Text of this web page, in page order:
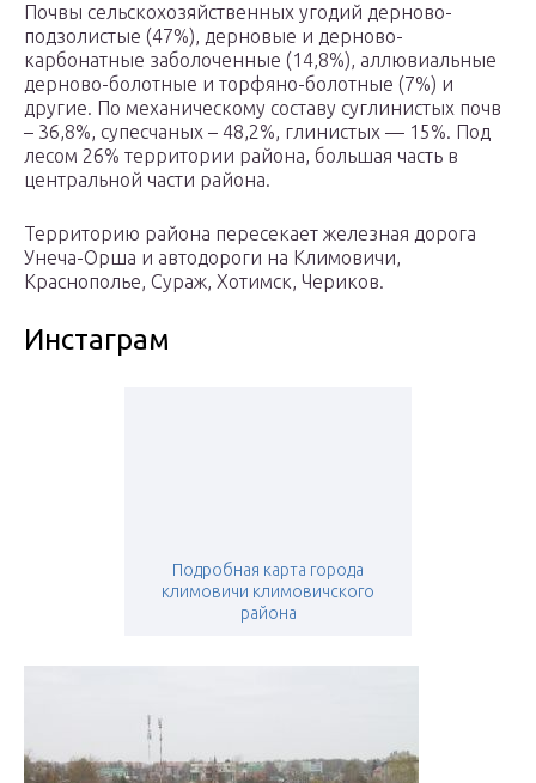
Почвы сельскохозяйственных угодий дерново-
подзолистые (47%), дерновые и дерново-
карбонатные заболоченные (14,8%), аллювиальные
дерново-болотные и торфяно-болотные (7%) и
другие. По механическому составу суглинистых почв
– 36,8%, супесчаных – 48,2%, глинистых — 15%. Под
лесом 26% территории района, большая часть в
центральной части района.
Территорию района пересекает железная дорога
Унеча-Орша и автодороги на Климовичи,
Краснополье, Сураж, Хотимск, Чериков.
Инстаграм
Подробная карта города
климовичи климовичского
района